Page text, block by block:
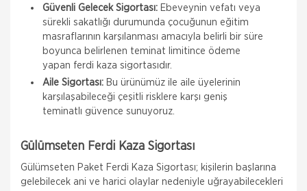
Güvenli Gelecek Sigortası: Ebeveynin vefatı veya
sürekli sakatlığı durumunda çocuğunun eğitim
masraflarının karşılanması amacıyla belirli bir süre
boyunca belirlenen teminat limitince ödeme
yapan ferdi kaza sigortasıdır.
Aile Sigortası: Bu ürünümüz ile aile üyelerinin
karşılaşabileceği çeşitli risklere karşı geniş
teminatlı güvence sunuyoruz.
Gülümseten Ferdi Kaza Sigortası
Gülümseten Paket Ferdi Kaza Sigortası; kişilerin başlarına
gelebilecek ani ve harici olaylar nedeniyle uğrayabilecekleri